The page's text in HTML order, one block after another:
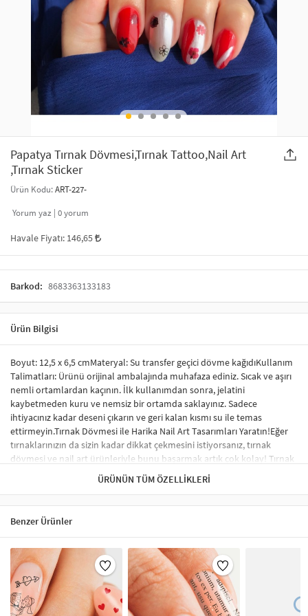
SAÇ AKSESUARLARI
GELİN / DÜĞÜN AKSESUARLARI
TELEFON ASKISI
MAKYAJ ÇANTASI
ŞAL VE FULAR
ODA KOKUSU VE MUM
PARTİ SÜSLERİ
YILBAŞI ÜRÜNLERİ
KULLAN AT TABAK BARDAK SETİ
Papatya Tırnak Dövmesi,Tırnak Tattoo,Nail Art
,Tırnak Sticker
Ürün Kodu:ART-227-
Yorum yaz | 0yorum
Havale Fiyatı: 146,65
Barkod: 8683363133183
Ürün Bilgisi
Boyut: 12,5 x 6,5 cmMateryal: Su transfer geçici dövme kağıdıKullanım
Talimatları: Ürünü orijinal ambalajında muhafaza ediniz. Sıcak ve aşırı
nemli ortamlardan kaçının. İlk kullanımdan sonra, jelatini
kaybetmeden kuru ve nemsiz bir ortamda saklayınız. Sadece
ihtiyacınız kadar deseni çıkarın ve geri kalan kısmı su ile temas
ettirmeyin.Tırnak Dövmesi ile Harika Nail Art Tasarımları Yaratın!Eğer
tırnaklarınızın da sizin kadar dikkat çekmesini istiyorsanız, tırnak
dövmesi ve nail art ürünleriyle bunu başarmak artık çok kolay! Tırnak
sticker ve su transfer dövmesi kullanarak tırnaklarınıza benzersiz
tasarımlar yapabilir, profesyonel bir görünüm elde edebilirsiniz.
nail-art malzemesi gerektirmez. İstediğiniz desen ve modelleri rahatça
uygulayabilirsiniz.Tırnak Sticker Nedir?Tırnak stickerları, tırnakları
süslemek için özel olarak tasarlanmış renkli, küçük desenlerdir.
Uygulama süreci oldukça basittir ve şık bir tırnak süsleme sonucu elde
etmenizi sağlar. Tırnak sticker çeşitleri arasında; tırnağın tamamını
kaplayan, tek renk oje görünümü verenler ve minik şekillerle süslenen
modeller yer almaktadır. Ayrıca, çiçek, karikatür figürleri ve hayvan
desenleri gibi çok çeşitli seçenekler de mevcuttur.Tırnak Sticker Nasıl
ÜRÜNÜN TÜM ÖZELLIKLERI
Benzer Ürünler